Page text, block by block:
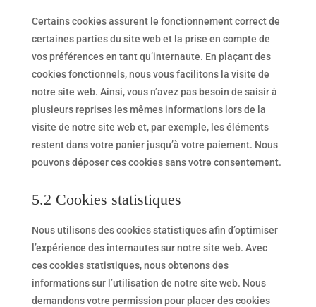
Certains cookies assurent le fonctionnement correct de
certaines parties du site web et la prise en compte de
vos préférences en tant qu’internaute. En plaçant des
cookies fonctionnels, nous vous facilitons la visite de
notre site web. Ainsi, vous n’avez pas besoin de saisir à
plusieurs reprises les mêmes informations lors de la
visite de notre site web et, par exemple, les éléments
restent dans votre panier jusqu’à votre paiement. Nous
pouvons déposer ces cookies sans votre consentement.
5.2 Cookies statistiques
Nous utilisons des cookies statistiques afin d’optimiser
l’expérience des internautes sur notre site web. Avec
ces cookies statistiques, nous obtenons des
informations sur l’utilisation de notre site web. Nous
demandons votre permission pour placer des cookies